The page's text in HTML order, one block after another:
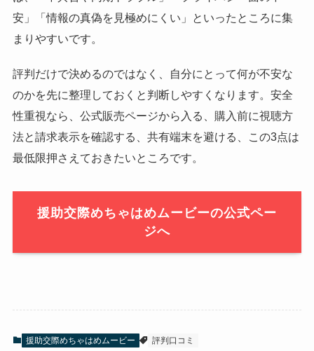
安」「情報の真偽を見極めにくい」といったところに集
まりやすいです。
評判だけで決めるのではなく、自分にとって何が不安な
のかを先に整理しておくと判断しやすくなります。安全
性重視なら、公式販売ページから入る、購入前に視聴方
法と請求表示を確認する、共有端末を避ける、この3点は
最低限押さえておきたいところです。
援助交際めちゃはめムービーの公式ペー
ジへ
援助交際めちゃはめムービー 評判口コミ